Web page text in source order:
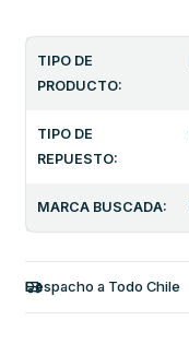
TIPO DE
PRODUCTO:
TIPO DE
REPUESTO:
MARCA BUSCADA:
Despacho a Todo Chile